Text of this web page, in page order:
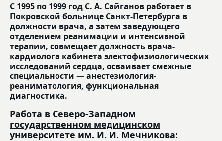
С 1995 по 1999 год С. А. Сайганов работает в
Покровской больнице Санкт-Петербурга в
должности врача, а затем заведующего
отделением реанимации и интенсивной
терапии, совмещает должность врача-
кардиолога кабинета электофизиологических
исследований сердца, осваивает смежные
специальности — анестезиология-
реаниматология, функциональная
диагностика.
Работа в Северо-Западном
государственном медицинском
университете им. И. И. Мечникова: